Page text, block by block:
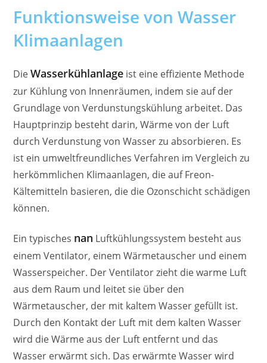
Funktionsweise von Wasser
Klimaanlagen
DieWasserkühlanlage ist eine effiziente Methode
zur Kühlung von Innenräumen, indem sie auf der
Grundlage von Verdunstungskühlung arbeitet. Das
Hauptprinzip besteht darin, Wärme von der Luft
durch Verdunstung von Wasser zu absorbieren. Es
ist ein umweltfreundliches Verfahren im Vergleich zu
herkömmlichen Klimaanlagen, die auf Freon-
Kältemitteln basieren, die die Ozonschicht schädigen
können.
Ein typisches nan Luftkühlungssystem besteht aus
einem Ventilator, einem Wärmetauscher und einem
Wasserspeicher. Der Ventilator zieht die warme Luft
aus dem Raum und leitet sie über den
Wärmetauscher, der mit kaltem Wasser gefüllt ist.
Durch den Kontakt der Luft mit dem kalten Wasser
wird die Wärme aus der Luft entfernt und das
Wasser erwärmt sich. Das erwärmte Wasser wird